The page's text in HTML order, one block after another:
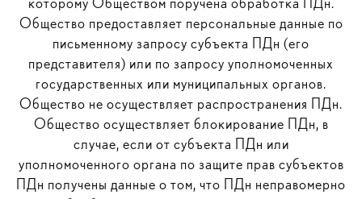
Общество предоставляет персональные данные по
письменному запросу субъекта ПДн (его
представителя) или по запросу уполномоченных
государственных или муниципальных органов.
Общество не осуществляет распространения ПДн.
Общество осуществляет блокирование ПДн, в
случае, если от субъекта ПДн или
уполномоченного органа по защите прав субъектов
ПДн получены данные о том, что ПДн неправомерно